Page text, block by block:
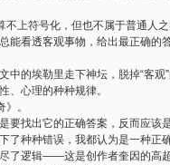
上符号化，但也不属于普通人
能看透客观事物，给出最正确的
中的埃勒里走下神坛，脱掉“客观”
、心理的种种规律。
。
要找出它的正确答案，反而应
了种种错误，我都认为是一种正确
了逻辑——这是创作者奎因的高超